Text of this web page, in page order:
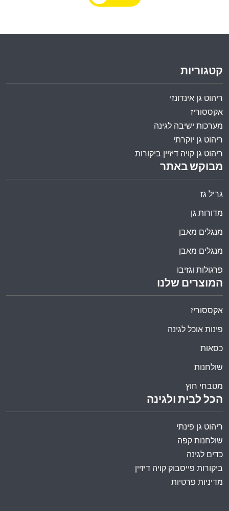
הכל לבית ולגינה
ריהוט גן פינתי
שולחנות קפה
כדים לגינה
ביקורות פייסבוק קויה דיזיין
מדיניות פרטיות
המוצרים שלנו
אקססוריז
פינות אוכל לגינה
כסאות
שולחנות
מטבחי חוץ
מבוקש באתר
גריל גז
מדורות גן
מנגלים מאבן
מנגלים מאבן
פרגולות וגזיבו
קטגוריות
ריהוט גן אינדונזי
אקססוריז
מערכות ישיבה לגינה
ריהוט גן יוקרתי
ריהוט גן קויה דיזיין ביקורות